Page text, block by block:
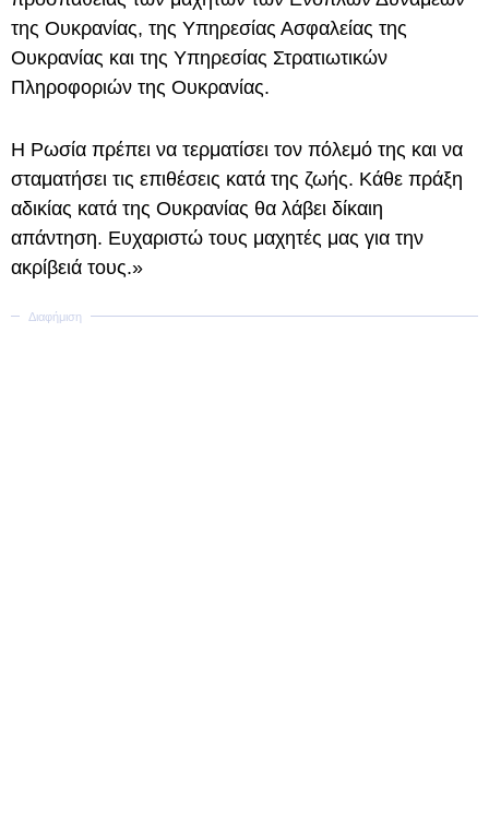
της Ουκρανίας, της Υπηρεσίας Ασφαλείας της
Ουκρανίας και της Υπηρεσίας Στρατιωτικών
Πληροφοριών της Ουκρανίας.
Η Ρωσία πρέπει να τερματίσει τον πόλεμό της και να
σταματήσει τις επιθέσεις κατά της ζωής. Κάθε πράξη
αδικίας κατά της Ουκρανίας θα λάβει δίκαιη
απάντηση. Ευχαριστώ τους μαχητές μας για την
ακρίβειά τους.»